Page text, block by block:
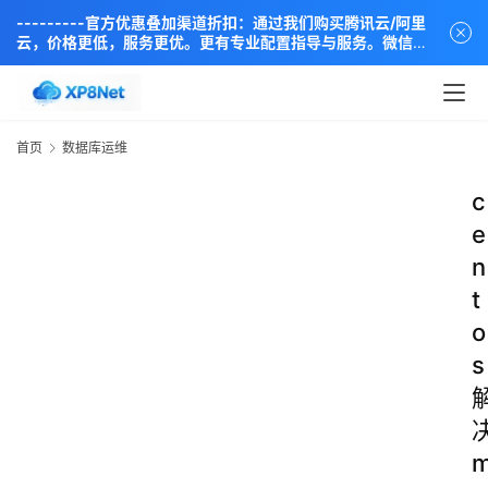
---------官方优惠叠加渠道折扣：通过我们购买腾讯云/阿里
云，价格更低，服务更优。更有专业配置指导与服务。微信同
步：18838889666----
首页 数据库运维
c
e
n
t
o
s